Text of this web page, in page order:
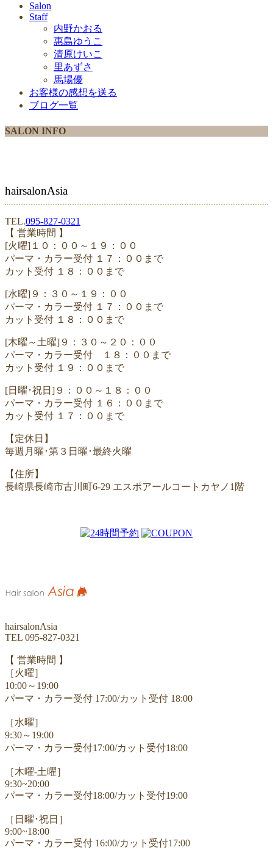
Salon
Staff
内野かおる
惠島ゆうこ
清原けいこ
里あずさ
馬場優
お客様の感想を送る
ブログ一覧
SALON INFO
hairsalonAsia
TEL.095-827-0321
【 営業時間 】
[火曜]１０：００～１９：００
パーマ・カラー受付 １７：００まで
カット受付 １８：００まで
[水曜]９：３０～１９：００
パーマ・カラー受付 １７：００まで
カット受付 １８：００まで
[木曜～土曜]９：３０～２０：００
パーマ・カラー受付 １８：００まで
カット受付 １９：００まで
[日曜･祝日]９：００～１８：００
パーマ・カラー受付 １６：００まで
カット受付 １７：００まで
【定休日】
毎週月曜･第３日曜･最終火曜
【住所】
長崎県長崎市古川町6-29 エスポアールコートカヤノ1階
hairsalonAsia
TEL 095-827-0321
【 営業時間 】
［火曜］
10:00～19:00
パーマ・カラー受付 17:00/カット受付 18:00
［水曜］
9:30～19:00
パーマ・カラー受付17:00/カット受付18:00
［木曜-土曜］
9:30~20:00
パーマ・カラー受付18:00/カット受付19:00
［日曜･祝日］
9:00~18:00
パーマ・カラー受付 16:00/カット受付17:00